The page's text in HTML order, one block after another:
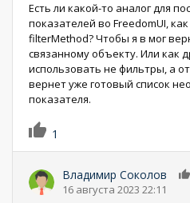
Есть ли какой-то аналог для
показателей во FreedomUI,
filterMethod? Чтобы я в мог
связанному объекту. Или как
использовать не фильтры, а
вернет уже готовый список
показателя.
1
Владимир Соколов
16 августа 2023 22:11